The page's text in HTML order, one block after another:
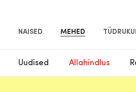
NAISED MEHED
Uudised Allahindlus